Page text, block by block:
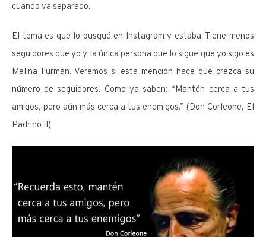
cuando va separado.
El tema es que lo busqué en Instagram y estaba. Tiene menos
seguidores que yo y la única persona que lo sigue que yo sigo es
Melina Furman. Veremos si esta mención hace que crezca su
número de seguidores. Como ya saben: “Mantén cerca a tus
amigos, pero aún más cerca a tus enemigos.” (Don Corleone, El
Padrino II).